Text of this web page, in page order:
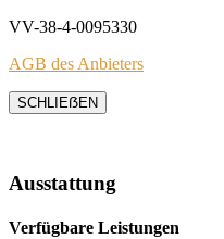
VV-38-4-0095330
AGB des Anbieters
SCHLIEẞEN
Ausstattung
Verfügbare Leistungen